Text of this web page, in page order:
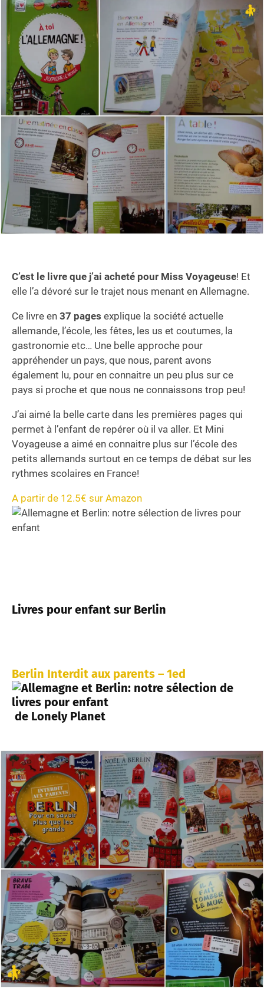
C’est le livre que j’ai acheté pour Miss Voyageuse! Et
elle l’a dévoré sur le trajet nous menant en Allemagne.
Ce livre en 37 pages explique la société actuelle
allemande, l’école, les fêtes, les us et coutumes, la
gastronomie etc… Une belle approche pour
appréhender un pays, que nous, parent avons
également lu, pour en connaitre un peu plus sur ce
pays si proche et que nous ne connaissons trop peu!
J’ai aimé la belle carte dans les premières pages qui
permet à l’enfant de repérer où il va aller. Et Mini
Voyageuse a aimé en connaitre plus sur l’école des
petits allemands surtout en ce temps de débat sur les
rythmes scolaires en France!
A partir de 12.5€ sur Amazon
Livres pour enfant sur Berlin
Berlin Interdit aux parents – 1ed
de Lonely Planet